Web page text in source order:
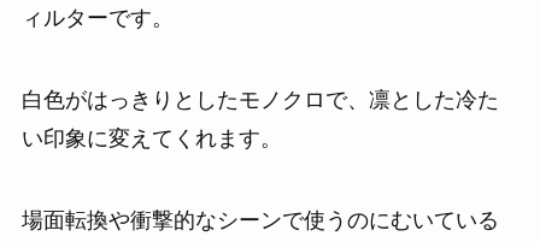
ィルターです。
白色がはっきりとしたモノクロで、凛とした冷た
い印象に変えてくれます。
場面転換や衝撃的なシーンで使うのにむいている